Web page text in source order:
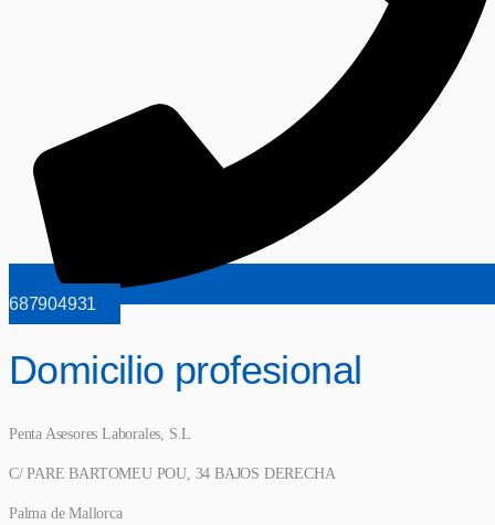
687904931
Domicilio profesional
Penta Asesores Laborales, S.L
C/ PARE BARTOMEU POU, 34 BAJOS DERECHA
Palma de Mallorca